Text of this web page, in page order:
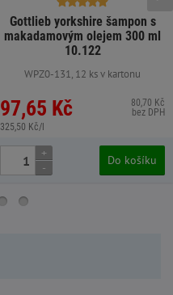
Gottlieb yorkshire šampon s
makadamovým olejem 300 ml
10.122
WPZ0-131, 12 ks v kartonu
97,65 Kč
325,50 Kč/l
80,70 Kč
bez DPH
+
-
Do košíku